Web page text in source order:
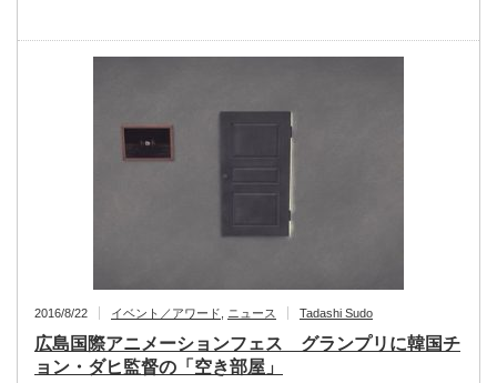
2016/8/22 イベント／アワード ニュース Tadashi Sudo
広島国際アニメーションフェス グランプリに韓国チ
ョン・ダヒ監督の「空き部屋」